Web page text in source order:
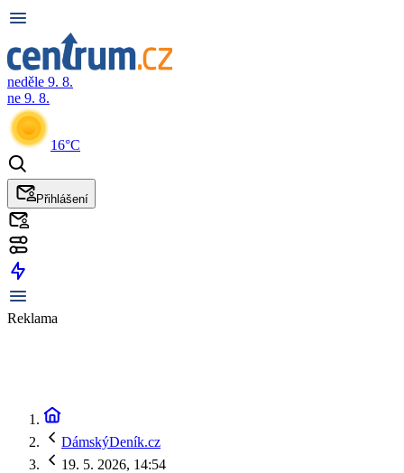
neděle 9. 8.
ne 9. 8.
16°C
Přihlášení
Reklama
DámskýDeník.cz
19. 5. 2026, 14:54